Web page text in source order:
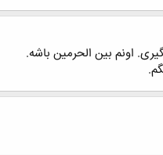
اونم بین الحرمین باشه.